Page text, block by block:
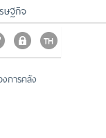
ษฐกิจ
การคลัง